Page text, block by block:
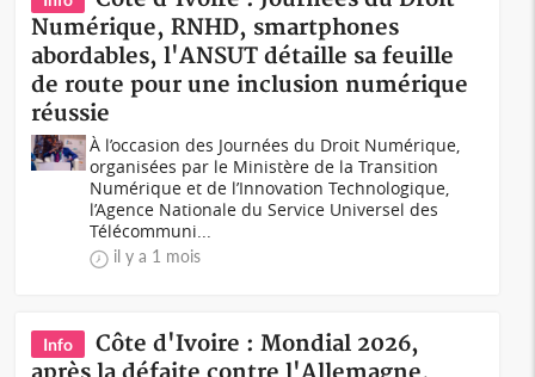
Numérique, RNHD, smartphones
abordables, l'ANSUT détaille sa feuille
de route pour une inclusion numérique
réussie
À l’occasion des Journées du Droit Numérique,
organisées par le Ministère de la Transition
Numérique et de l’Innovation Technologique,
l’Agence Nationale du Service Universel des
Télécommuni...
il y a 1 mois
Info
Côte d'Ivoire : Mondial 2026,